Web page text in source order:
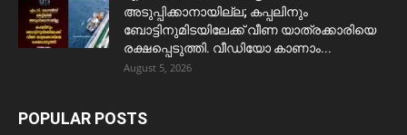
അടുപ്പിക്കാനായില്ല; കപ്പലിനും
ബോട്ടിനുമിടയിലേക്ക് വീണ യാത്രക്കാരിയെ
രക്ഷപ്പെടുത്തി. വീഡിയോ കാണാം...
August 5, 2026
POPULAR POSTS